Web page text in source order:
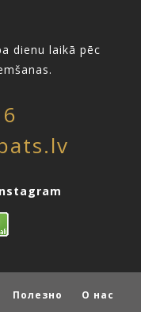
dienu laikā pēc
Полезно
О нас